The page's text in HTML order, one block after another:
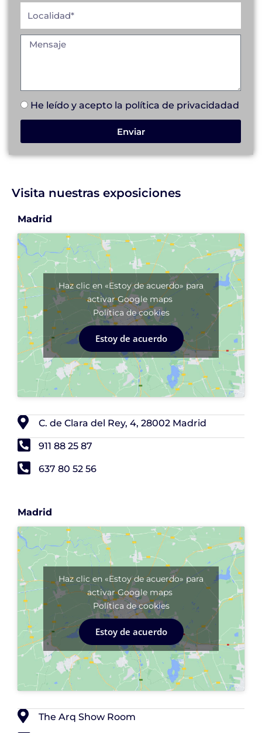
He leído y acepto la política de privacidadad
Enviar
Visita nuestras exposiciones
Madrid
Haz clic en «Estoy de acuerdo» para
activar Google maps
Política de cookies
Estoy de acuerdo
C. de Clara del Rey, 4, 28002 Madrid
911 88 25 87
637 80 52 56
Madrid
Haz clic en «Estoy de acuerdo» para
activar Google maps
Política de cookies
Estoy de acuerdo
The Arq Show Room